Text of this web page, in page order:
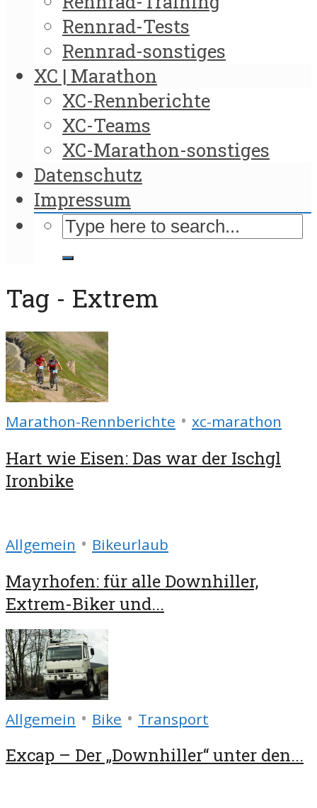
Rennrad-Tests
Rennrad-sonstiges
XC | Marathon
XC-Rennberichte
XC-Teams
XC-Marathon-sonstiges
Datenschutz
Impressum
Tag - Extrem
Marathon-Rennberichte • xc-marathon
Hart wie Eisen: Das war der Ischgl
Ironbike
Allgemein • Bikeurlaub
Mayrhofen: für alle Downhiller,
Extrem-Biker und...
Allgemein • Bike • Transport
Excap – Der „Downhiller“ unter den...